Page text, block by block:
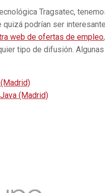
Tragsatec,
podrían ser
web de ofertas de empleo
tipo de difusión.
(Madrid)